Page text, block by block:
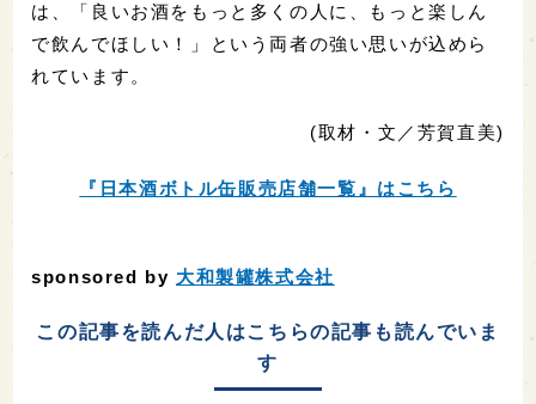
は、「良いお酒をもっと多くの人に、もっと楽しん
で飲んでほしい！」という両者の強い思いが込めら
れています。
(取材・文／芳賀直美)
『日本酒ボトル缶販売店舗一覧』はこちら
sponsored by 大和製罐株式会社
この記事を読んだ人はこちらの記事も読んでいま
す